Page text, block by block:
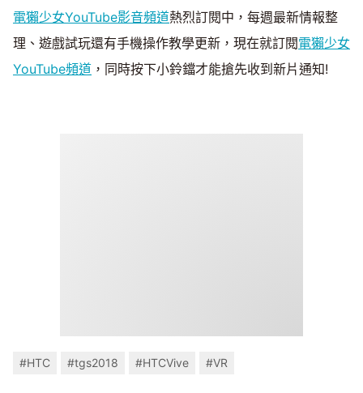
電獺少女YouTube影音頻道熱烈訂閱中，每週最新情報整
理、遊戲試玩還有手機操作教學更新，現在就訂閱電獺少女
YouTube頻道 ，同時按下小鈴鐺才能搶先收到新片通知!
#HTC #tgs2018 #HTCVive #VR